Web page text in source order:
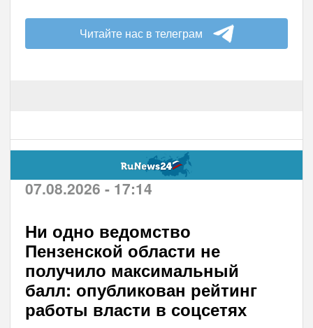
Читайте нас в телеграм
07.08.2026 - 17:14
Ни одно ведомство
Пензенской области не
получило максимальный
балл: опубликован рейтинг
работы власти в соцсетях